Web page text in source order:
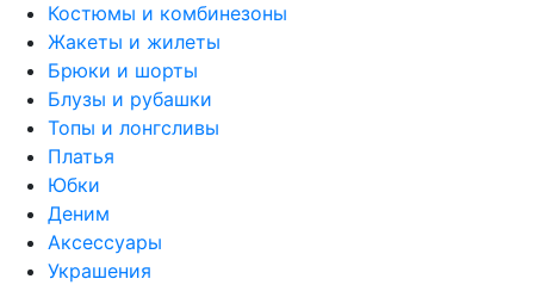
Костюмы и комбинезоны
Жакеты и жилеты
Брюки и шорты
Блузы и рубашки
Топы и лонгсливы
Платья
Юбки
Деним
Аксессуары
Украшения